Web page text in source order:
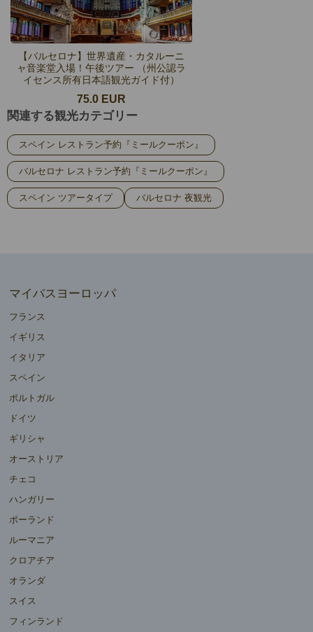
【バルセロナ】世界遺産・カタルーニ
ャ音楽堂入場！午後ツアー （州公認ラ
イセンス所有日本語観光ガイド付）
75.0 EUR
関連する観光カテゴリー
スペイン レストラン予約『ミールクーポン』
バルセロナ レストラン予約『ミールクーポン』
スペイン ツアータイプ バルセロナ 夜観光
マイバスヨーロッパ
フランス
イギリス
イタリア
スペイン
ポルトガル
ドイツ
ギリシャ
オーストリア
チェコ
ハンガリー
ポーランド
ルーマニア
クロアチア
オランダ
スイス
フィンランド